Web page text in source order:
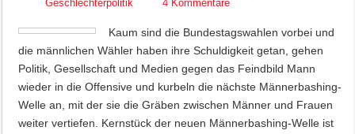
Geschlechterpolitik 4 Kommentare
Kaum sind die Bundestagswahlen vorbei und
die männlichen Wähler haben ihre Schuldigkeit getan, gehen
Politik, Gesellschaft und Medien gegen das Feindbild Mann
wieder in die Offensive und kurbeln die nächste Männerbashing-
Welle an, mit der sie die Gräben zwischen Männer und Frauen
weiter vertiefen. Kernstück der neuen Männerbashing-Welle ist